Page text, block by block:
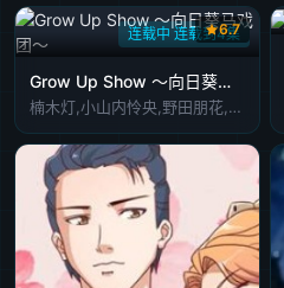
连载中 连载到4集
6.7
Grow Up Show ～向日葵马戏团～
楠木灯,小山内怜央,野田朋花,黑崎诗织,安堂奈奈子